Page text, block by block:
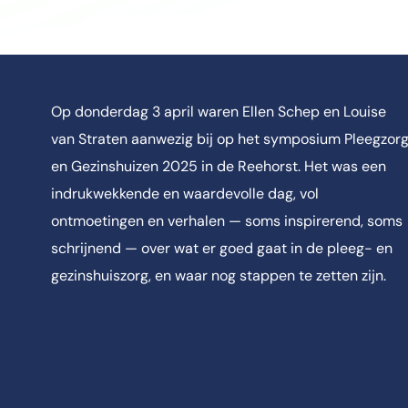
Op donderdag 3 april waren Ellen Schep en Louise
van Straten aanwezig bij op het symposium Pleegzorg
en Gezinshuizen 2025 in de Reehorst. Het was een
indrukwekkende en waardevolle dag, vol
ontmoetingen en verhalen — soms inspirerend, soms
schrijnend — over wat er goed gaat in de pleeg- en
gezinshuiszorg, en waar nog stappen te zetten zijn.